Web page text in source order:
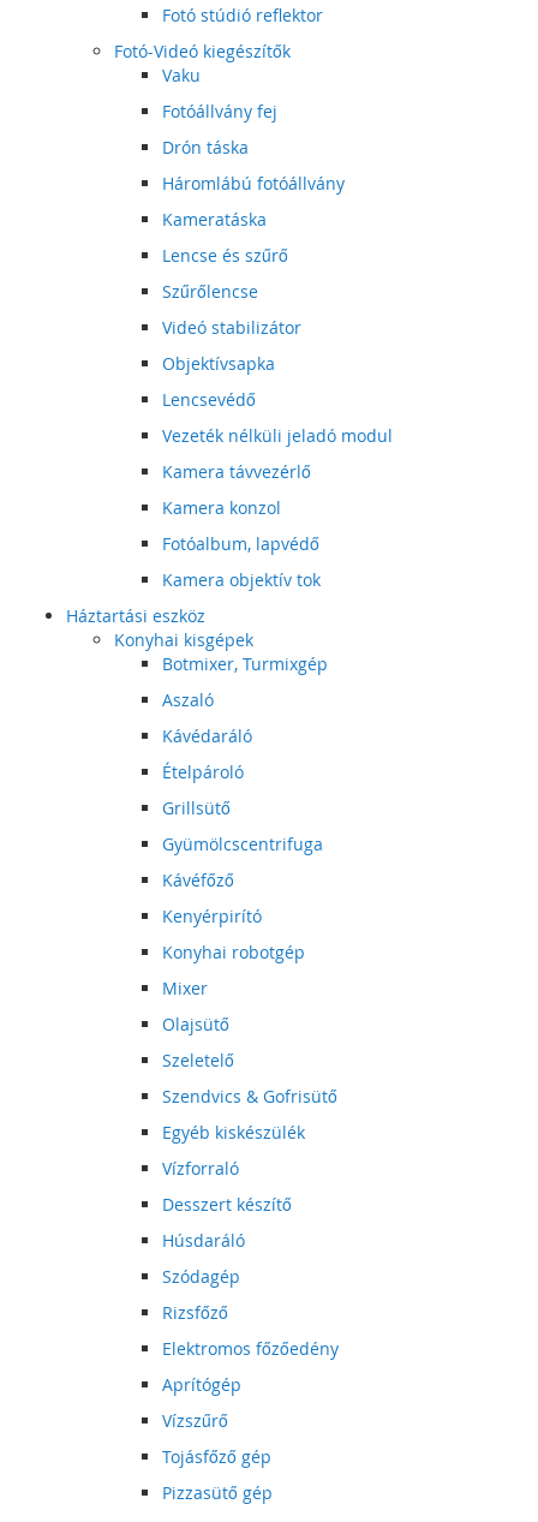
Fotó stúdió reflektor
Fotó-Videó kiegészítők
Vaku
Fotóállvány fej
Drón táska
Háromlábú fotóállvány
Kameratáska
Lencse és szűrő
Szűrőlencse
Videó stabilizátor
Objektívsapka
Lencsevédő
Vezeték nélküli jeladó modul
Kamera távvezérlő
Kamera konzol
Fotóalbum, lapvédő
Kamera objektív tok
Háztartási eszköz
Konyhai kisgépek
Botmixer, Turmixgép
Aszaló
Kávédaráló
Ételpároló
Grillsütő
Gyümölcscentrifuga
Kávéfőző
Kenyérpirító
Konyhai robotgép
Mixer
Olajsütő
Szeletelő
Szendvics & Gofrisütő
Egyéb kiskészülék
Vízforraló
Desszert készítő
Húsdaráló
Szódagép
Rizsfőző
Elektromos főzőedény
Aprítógép
Vízszűrő
Tojásfőző gép
Pizzasütő gép